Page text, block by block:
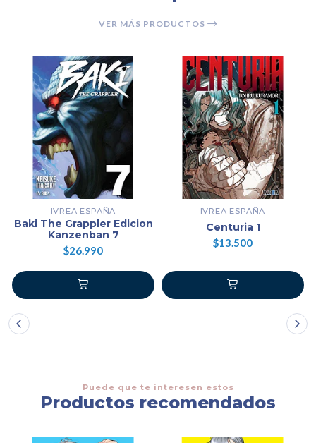
VER MÁS PRODUCTOS
IVREA ESPAÑA
Baki The Grappler Edicion
Kanzenban 7
$26.990
IVREA ESPAÑA
Centuria 1
$13.500
Puede que te interesen estos
Productos recomendados